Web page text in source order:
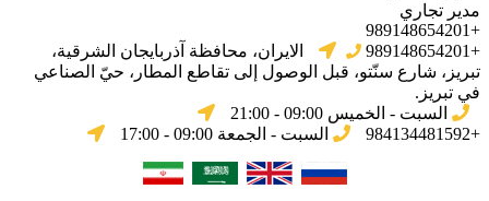
مدير تجاري
+989148654201
+989148654201
الایران، محافظة آذربایجان الشرقیة،
تبریز، شارع سنّتو، قبل الوصول إلى تقاطع المطار، حيّ الصناعي
في تبریز.
السبت - الخميس 09:00 - 21:00
+984134481592
السبت - الجمعة 09:00 - 17:00